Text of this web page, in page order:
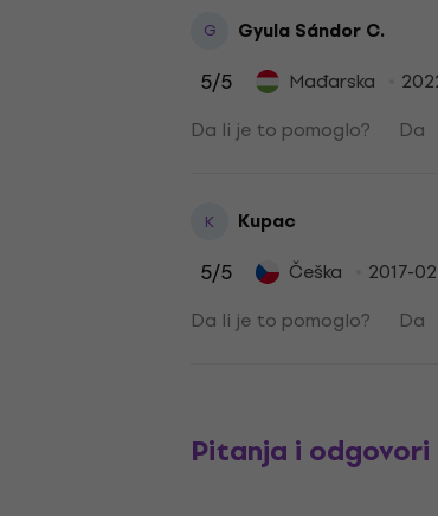
G Gyula Sándor C.
5/5 Mađarska
Da li je to pomoglo?
Da
K Kupac
5/5 Češka
2017-
Da li je to pomoglo?
Da
Pitanja i odgovori